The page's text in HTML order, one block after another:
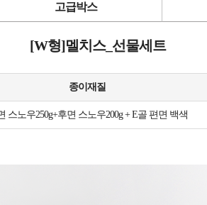
고급박스
[W형]멜치스_선물세트
종이재질
스노우250g+후면 스노우200g + E골 편면 백색